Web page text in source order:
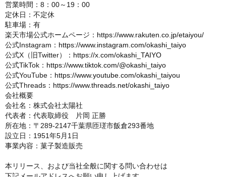
営業時間：8：00～19：00
定休日：不定休
駐車場：有
楽天市場公式ホームページ： https://www.rakuten.co.jp/etaiyou/
公式Instagram： https://www.instagram.com/okashi_taiyo
公式X（旧Twitter）： https://x.com/okashi_TAIYO
公式TikTok： https://www.tiktok.com/@okashi_taiyo
公式YouTube： https://www.youtube.com/okashi_taiyou
公式Threads： https://www.threads.net/okashi_taiyo
会社概要
会社名：株式会社太陽社
代表者：代表取締役 片岡 正勝
所在地：〒289-2147千葉県匝瑳市飯倉293番地
設立日：1951年5月1日
事業内容：菓子製造販売
本リリース、および当社全般に関する問い合わせは